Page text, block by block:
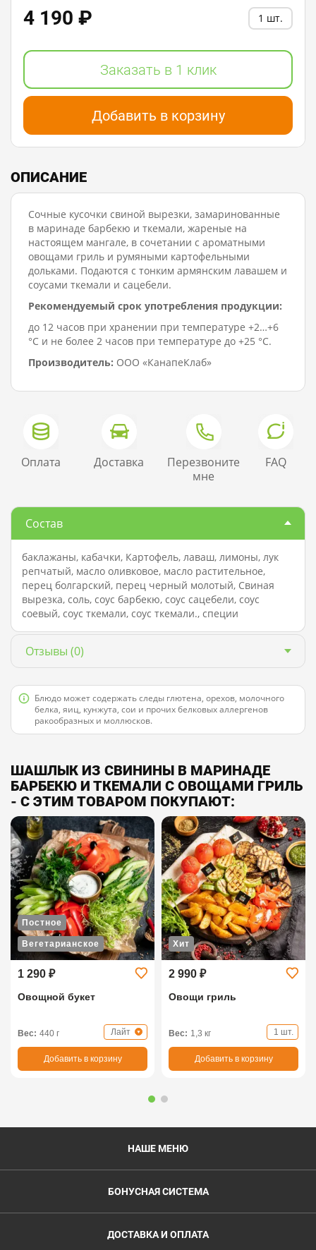
1 шт.
4 190 ₽
Заказать в 1 клик
Добавить в корзину
ОПИСАНИЕ
Сочные кусочки свиной вырезки, замаринованные
в маринаде барбекю и ткемали, жареные на
настоящем мангале, в сочетании с ароматными
овощами гриль и румяными картофельными
дольками. Подаются с тонким армянским лавашем и
соусами ткемали и сацебели.
Рекомендуемый срок употребления продукции:
до 12 часов при хранении при температуре +2…+6
°C и не более 2 часов при температуре до +25 °C.
Производитель: ООО «КанапеКлаб»
Состав
баклажаны, кабачки, Картофель, лаваш, лимоны, лук
репчатый, масло оливковое, масло растительное,
перец болгарский, перец черный молотый, Свиная
вырезка, соль, соус барбекю, соус сацебели, соус
соевый, соус ткемали, соус ткемали., специи
Отзывы (0)
Оплата Доставка
Перезвоните
мне
FAQ
Блюдо может содержать следы глютена, орехов, молочного
белка, яиц, кунжута, сои и прочих белковых аллергенов
ракообразных и моллюсков.
ШАШЛЫК ИЗ СВИНИНЫ В МАРИНАДЕ
БАРБЕКЮ И ТКЕМАЛИ С ОВОЩАМИ ГРИЛЬ
- С ЭТИМ ТОВАРОМ ПОКУПАЮТ:
Вегетарианское
Постное
1 290 ₽
Овощной букет
Вес: 440 г Лайт
Добавить в корзину
Хит
2 990 ₽
Овощи гриль
Вес: 1,3 кг 1 шт.
Добавить в корзину
НАШЕ МЕНЮ
БОНУСНАЯ СИСТЕМА
ДОСТАВКА И ОПЛАТА